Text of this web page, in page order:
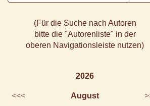
(Für die Suche nach Autoren
bitte die "Autorenliste" in der
oberen Navigationsleiste nutzen)
2026
<<< August